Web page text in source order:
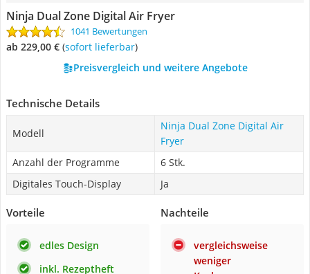
Ninja Dual Zone Digital Air Fryer
1041 Bewertungen
ab 229,00 € ( Sofort lieferbar)
Preisvergleich und weitere Angebote
Technische Details
Modell
Ninja Dual Zone Digital Air
Fryer
Anzahl der Programme
6 Stk.
Digitales Touch-Display
Ja
Vorteile
edles Design
inkl. Rezeptheft
Nachteile
vergleichsweise
weniger